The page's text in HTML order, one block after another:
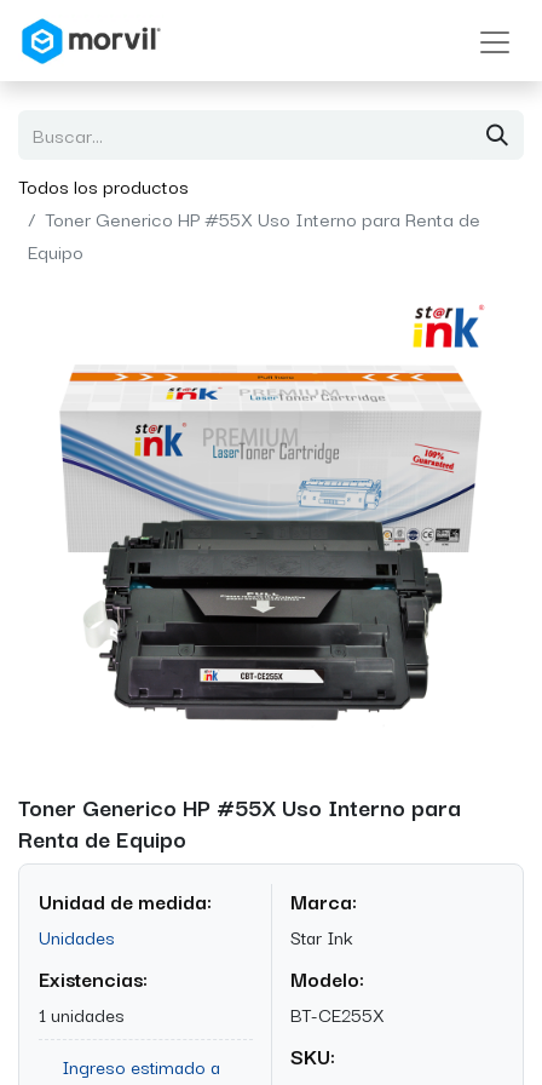
Todos los productos
Toner Generico HP #55X Uso Interno para Renta de
Equipo
Toner Generico HP #55X Uso Interno para
Renta de Equipo
Unidad de medida:
Unidades
Existencias:
1 unidades
Ingreso estimado a
Marca:
Star Ink
Modelo:
BT-CE255X
SKU: